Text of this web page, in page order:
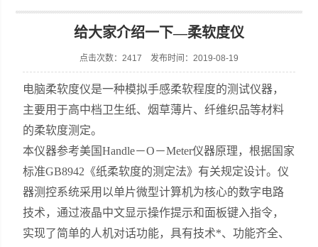
山东安尼麦特仪器有限公司
给大家介绍一下—柔软度仪
点击次数：2417 发布时间：2019-08-19
电脑柔软度仪是一种模拟手感柔软程度的测试仪器，
主要用于高中档卫生纸、烟草薄片、纤维织品等材料
的柔软度测定。
本仪器参考美国Handle－O－Meter仪器原理，根据国家
标准GB8942《纸柔软度的测定法》有关规定设计。仪
器测控系统采用以单片微型计算机为核心的数字电路
技术，通过液晶中文显示操作提示和面板键入指令，
实现了简单的人机对话功能，具有技术*、功能齐全、